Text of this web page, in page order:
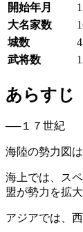
開始年月
大名家数
城数
武将数
あらすじ
──１７世紀
海陸の勢力図
海上では、ス
盟が勢力を拡
アジアでは、